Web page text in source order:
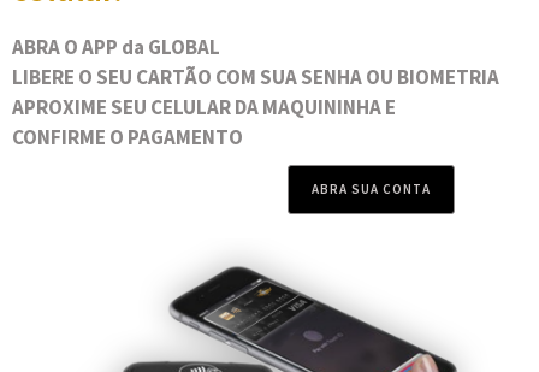
ABRA O APP da GLOBAL
LIBERE O SEU CARTÃO COM SUA SENHA OU BIOMETRIA
APROXIME SEU CELULAR DA MAQUININHA E
CONFIRME O PAGAMENTO
ABRA SUA CONTA